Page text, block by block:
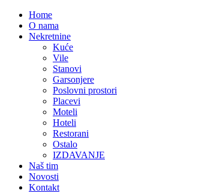
Home
O nama
Nekretnine
Kuće
Vile
Stanovi
Garsonjere
Poslovni prostori
Placevi
Moteli
Hoteli
Restorani
Ostalo
IZDAVANJE
Naš tim
Novosti
Kontakt